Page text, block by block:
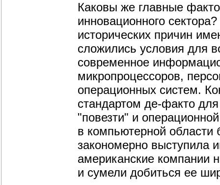
Каковы же главные
инновационного
исторических причин
сложились условия для
современное
микропроцессоров,
операционных систем.
стандартом де-факто
"повезти" и
в компьютерной области
закономерно выступила
американские компании
и сумели добиться ее